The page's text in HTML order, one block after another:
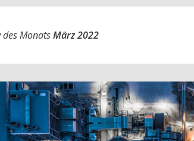
des MonatsMärz 2022